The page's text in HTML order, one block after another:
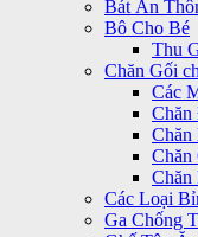
Bát Ăn
Bô Cho Bé
Thu
Chăn Gối
Các
Chăn
Chăn
Chăn
Các Loại
Ga Chống